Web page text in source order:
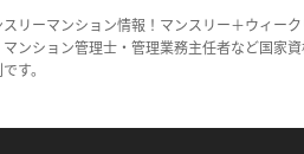
リーマンション情報！マンスリー＋ウィー
ンション管理士・管理業務主任者など国
す。